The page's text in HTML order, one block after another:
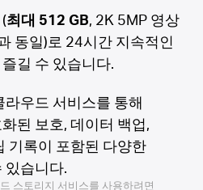
최대 512 GB, 2K 5MP 영상
동일)로 24시간 지속적인
길 수 있습니다.
우드 서비스를 통해
된 보호, 데이터 백업,
기록이 포함된 다양한
있습니다.
스토리지 서비스를 사용하려면